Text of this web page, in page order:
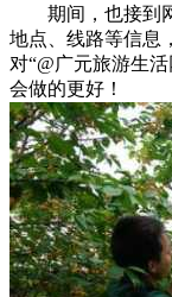
期间，也接到网
地点、线路等信息
对“@广元旅游生
会做的更好！